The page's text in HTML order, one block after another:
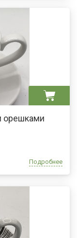
орешками
Подробнее